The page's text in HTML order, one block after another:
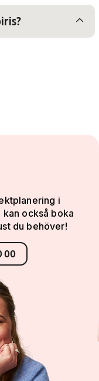
i
kan också boka
du behöver!
00